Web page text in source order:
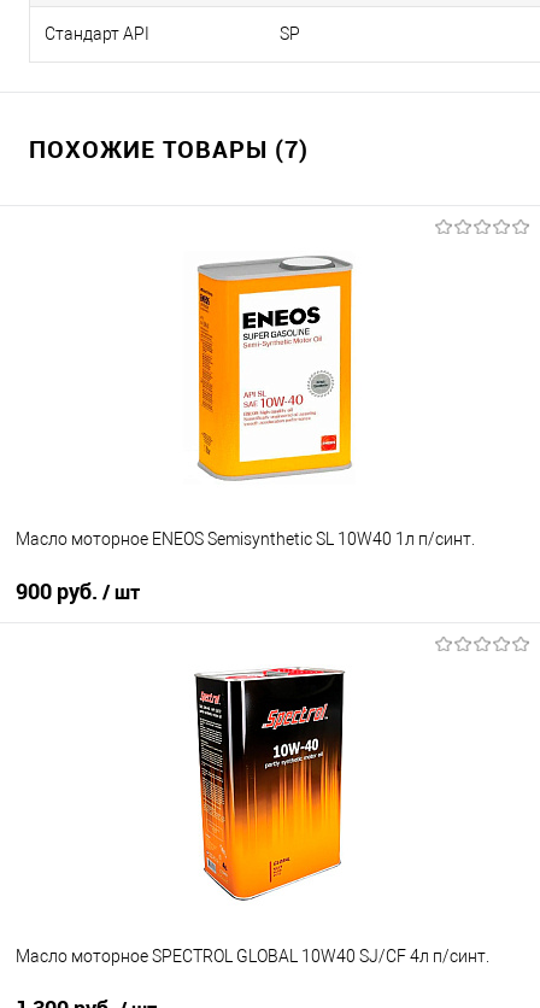
Стандарт API SP
ПОХОЖИЕ ТОВАРЫ (7)
Масло моторное ENEOS Semisynthetic SL 10W40 1л п/синт.
900 руб. / шт
В наличии
Масло моторное SPECTROL GLOBAL 10W40 SJ/CF 4л п/синт.